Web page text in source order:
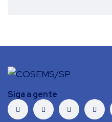
Siga a gente